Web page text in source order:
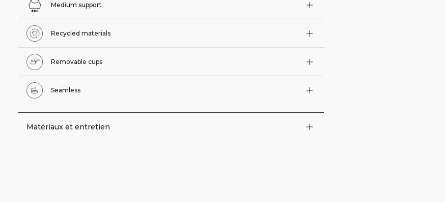
Medium support
Recycled materials
Removable cups
Seamless
Matériaux et entretien